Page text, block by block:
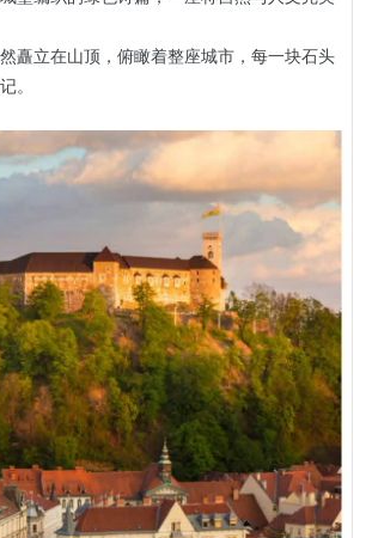
矗立在山顶，俯瞰着整座城市，每一块石头
。